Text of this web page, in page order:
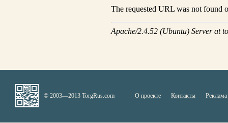
© 2003—2013 TorgRus.com О проекте Контакты Реклама